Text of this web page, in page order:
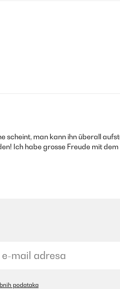
scheint, man kann ihn überall
Ich habe grosse Freude mit dem
die ganze Nacht , wenn er
podataka